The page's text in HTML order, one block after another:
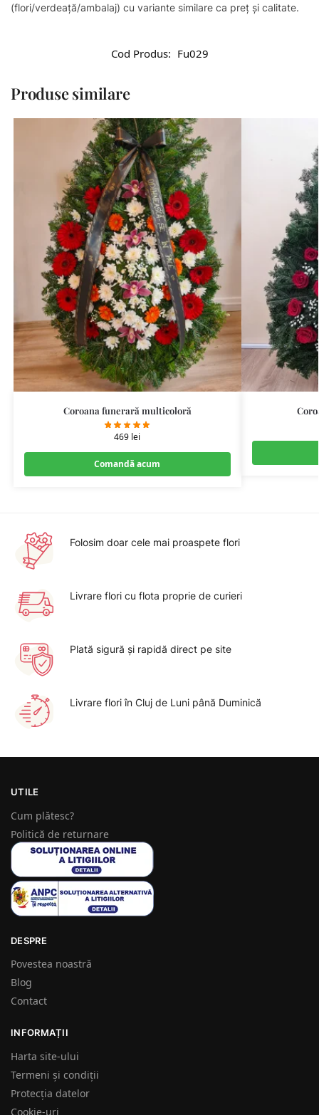
(flori/verdeață/ambalaj) cu variante similare ca preț și calitate.
Cod Produs: Fu029
Produse similare
Coroana funerară multicoloră
469 lei
Comandă acum
Folosim doar cele mai proaspete flori
Livrare flori cu flota proprie de curieri
Plată sigură şi rapidă direct pe site
Livrare flori în Cluj de Luni până Duminică
UTILE
Cum plătesc?
Politică de returnare
DESPRE
Povestea noastră
Blog
Contact
INFORMAȚII
Harta site-ului
Termeni și condiții
Protecția datelor
Cookie-uri